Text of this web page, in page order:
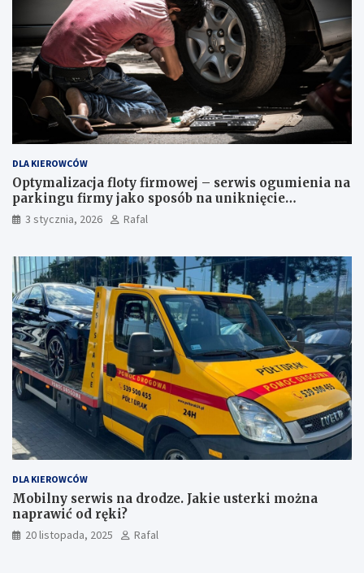
DLA KIEROWCÓW
Optymalizacja floty firmowej – serwis ogumienia na
parkingu firmy jako sposób na uniknięcie
przestojów
3 stycznia, 2026 Rafal
DLA KIEROWCÓW
Mobilny serwis na drodze. Jakie usterki można
naprawić od ręki?
20 listopada, 2025 Rafal